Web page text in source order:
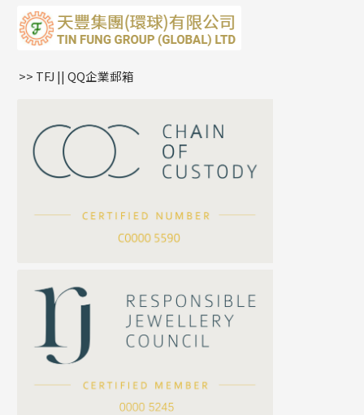
公司名稱
聯絡電話
蛇骨鏈系列
鏈尾系列
嘴唇鏈系列
S車花鏈系列
珍珠鏈系列
坦克鏈系列
滿天星鏈系列
方假繩鏈系列
耳環爪頭
耳環
項鏈吊墜
生肖吊墜
星座吊墜
珠扣
>> TFJ || QQ企業郵箱